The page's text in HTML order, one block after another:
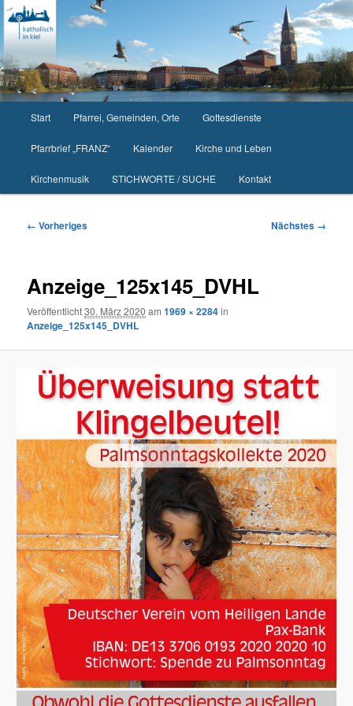
Zum
primären
Inhalt
springen
Start Pfarrei, Gemeinden, Orte Gottesdienste
Pfarrbrief „FRANZ“ Kalender Kirche und Leben
Kirchenmusik STICHWORTE / SUCHE Kontakt
Bilder-
← Vorheriges Nächstes →
Anzeige_125x145_DVHL
Veröffentlicht30. März 2020 am1969 × 2284in
Anzeige_125x145_DVHL